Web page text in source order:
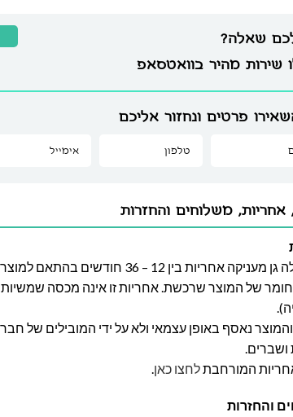
שאלה?
שירות מהיר בוואטסאפ
פרטים ונחזור אליכם
אחריות, משלוחים והחזרות
חברת לה גן מעניקה אחריות בין 12 – 36
וחומר של המוצר שרכשת. אחריות זו אינה מכסה שמשיות
נאסף באופן עצמאי ולא על ידי המובילים של
ושברים.
המורחבתלחצו כאן.
והחזרות